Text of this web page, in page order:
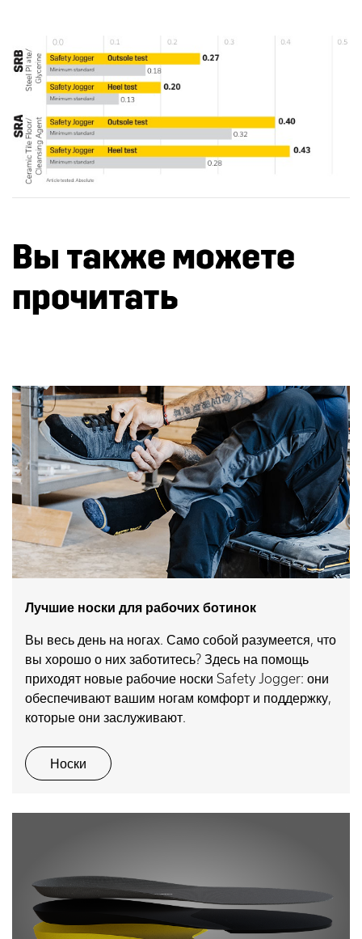
Вы также можете
прочитать
Лучшие носки для рабочих ботинок
Вы весь день на ногах. Само собой разумеется, что
вы хорошо о них заботитесь? Здесь на помощь
приходят новые рабочие носки Safety Jogger: они
обеспечивают вашим ногам комфорт и поддержку,
которые они заслуживают.
Носки